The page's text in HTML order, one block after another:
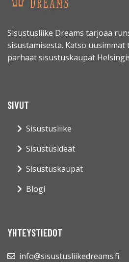
Sisustusliike Dreams tarjoaa
sisustamisesta. Katso uusimmat
parhaat sisustuskaupat
SIVUT
Sisustusliike
Sisustusideat
Sisustuskaupat
Blogi
YHTEYSTIEDOT
info@sisustusliikedreams.fi